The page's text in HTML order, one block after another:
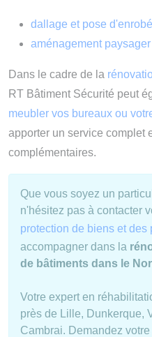
dallage et pose
aménagement
Dans le cadre de la
RT Bâtiment Sécurité peut
meubler vos bureaux ou
apporter un service complet
complémentaires.
Que vous soyez un
n'hésitez pas à contacter
protection de biens et des
accompagner dans la
de bâtiments dans le
Votre expert en
près de Lille, Dunkerque,
Cambrai. Demandez votre